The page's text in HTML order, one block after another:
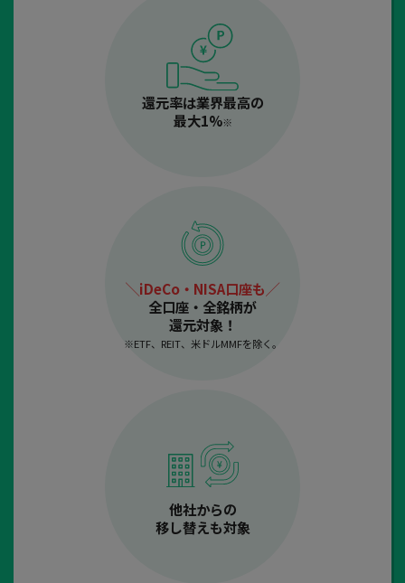
還元率は業界最高の
最大1%※
╲iDeCo・NISA口座も╱
全口座・全銘柄が
還元対象！
※ETF、REIT、米ドルMMFを除く。
他社からの
移し替えも対象